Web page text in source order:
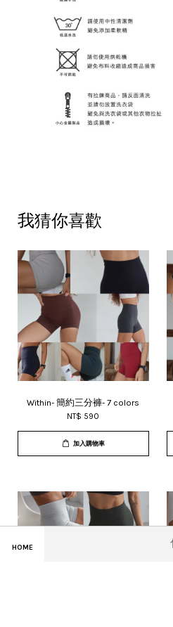
HOME
我猜你喜歡
Within- 簡約三分褲- 7 colors
NT$ 590
加入購物車